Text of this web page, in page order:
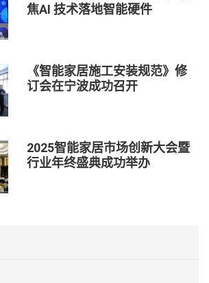
焦AI 技术落地智能硬件
《智能家居施工安装规范》修
订会在宁波成功召开
2025智能家居市场创新大会暨
行业年终盛典成功举办